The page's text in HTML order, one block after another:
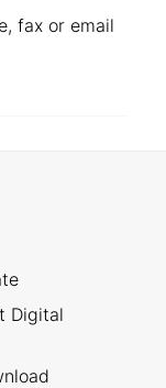
fax or email
Digital